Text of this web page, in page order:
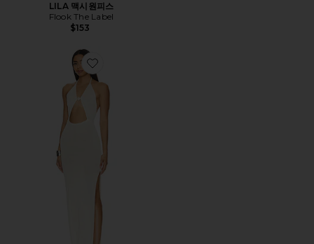
LILA 맥시원피스
Flook The Label
$153
Favorite ZOELLE 맥시원피스